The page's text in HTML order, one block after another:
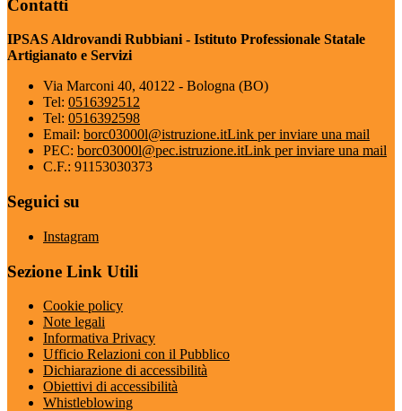
Contatti
IPSAS Aldrovandi Rubbiani - Istituto Professionale Statale
Artigianato e Servizi
Via Marconi 40, 40122 - Bologna (BO)
Tel: 0516392512
Tel: 0516392598
Email: borc03000l@istruzione.itLink per inviare una mail
PEC: borc03000l@pec.istruzione.itLink per inviare una mail
C.F.: 91153030373
Seguici su
Instagram
Sezione Link Utili
Cookie policy
Note legali
Informativa Privacy
Ufficio Relazioni con il Pubblico
Dichiarazione di accessibilità
Obiettivi di accessibilità
Whistleblowing